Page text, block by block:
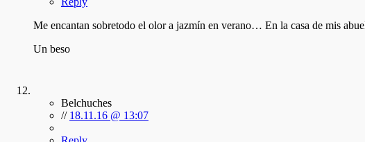
Me encantan sobretodo el olor a jazmín en verano… En la casa de mis
Un beso
Belchuches
// 18.11.16 @ 13:07